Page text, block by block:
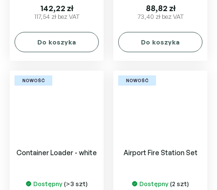
117,54 zł bez VAT
142,22 zł
Do koszyka
73,40 zł bez VAT
88,82 zł
Do koszyka
NOWOŚĆ
Container Loader - white
Dostępny(>3 szt)
NOWOŚĆ
Airport Fire Station Set
Dostępny(2 szt)